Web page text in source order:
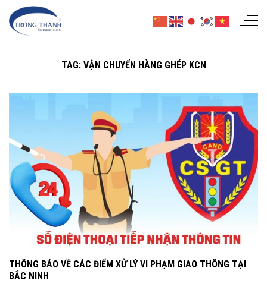
Chuyển
đến
TAG: VẬN CHUYỂN HÀNG GHÉP KCN
THÔNG BÁO VỀ CÁC ĐIỂM XỬ LÝ VI PHẠM GIAO THÔNG TẠI
BẮC NINH